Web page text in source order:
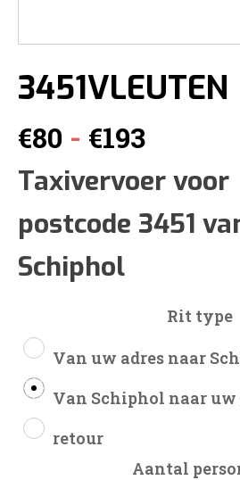
3451VLEUTEN
€80 - €193
€80
tot
Taxivervoer voor
postcode 3451
Schiphol
Rit type
Van uw adres naar
Van Schiphol naar uw
retour
Aantal